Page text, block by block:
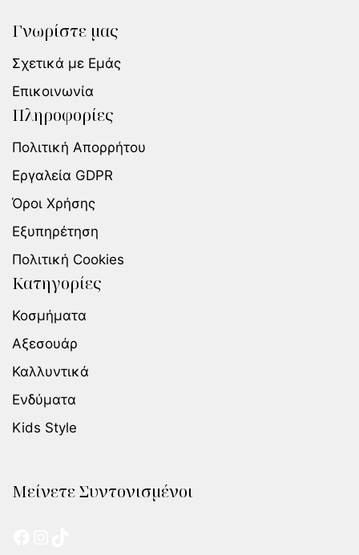
Γνωρίστε μας
Σχετικά με Εμάς
Επικοινωνία
Πληροφορίες
Πολιτική Απορρήτου
Εργαλεία GDPR
Όροι Χρήσης
Εξυπηρέτηση
Πολιτική Cookies
Κατηγορίες
Κοσμήματα
Αξεσουάρ
Καλλυντικά
Ενδύματα
Kids Style
Μείνετε Συντονισμένοι